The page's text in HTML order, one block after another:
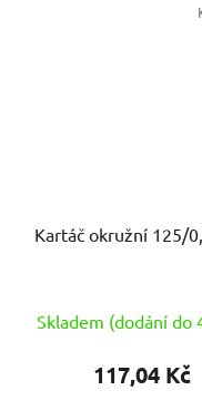
Kartáč okružní 125/
Skladem (dodání do
117,04 Kč